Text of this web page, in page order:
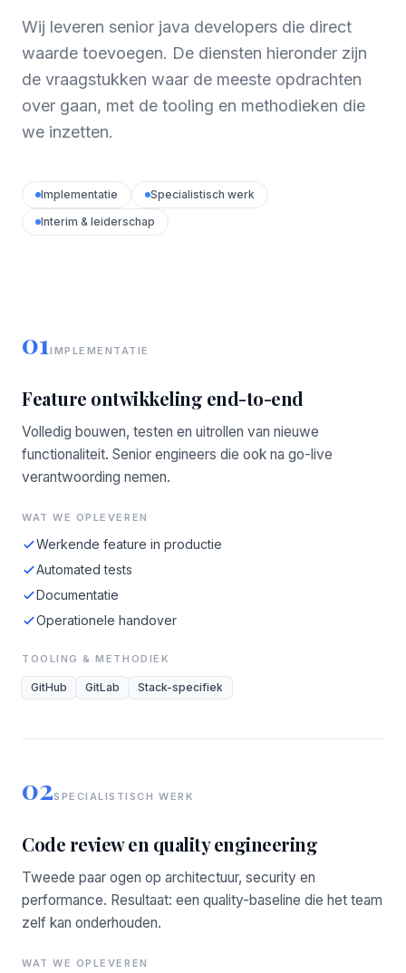
Wij leveren senior java developers die direct
waarde toevoegen. De diensten hieronder zijn
de vraagstukken waar de meeste opdrachten
over gaan, met de tooling en methodieken die
we inzetten.
Implementatie
Specialistisch werk
Interim & leiderschap
01IMPLEMENTATIE
Feature ontwikkeling end-to-end
Volledig bouwen, testen en uitrollen van nieuwe
functionaliteit. Senior engineers die ook na go-live
verantwoording nemen.
WAT WE OPLEVEREN
Werkende feature in productie
Automated tests
Documentatie
Operationele handover
TOOLING & METHODIEK
GitHub GitLab Stack-specifiek
02SPECIALISTISCH WERK
Code review en quality engineering
Tweede paar ogen op architectuur, security en
performance. Resultaat: een quality-baseline die het team
zelf kan onderhouden.
WAT WE OPLEVEREN